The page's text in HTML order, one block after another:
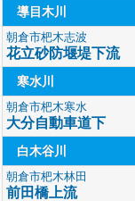
導目木川
朝倉市杷木志波
花立砂防堰堤下流
寒水川
朝倉市杷木寒水
大分自動車道下
白木谷川
朝倉市杷木林田
前田橋上流